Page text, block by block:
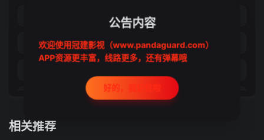
20231220 20231227
20240117 20240124
相关推荐
公告内容
欢迎使用冠建影视（www.pandaguard.com）
APP资源更丰富，线路更多，还有弹幕哦
好的，我记住啦